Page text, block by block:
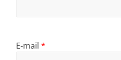
E-mail *